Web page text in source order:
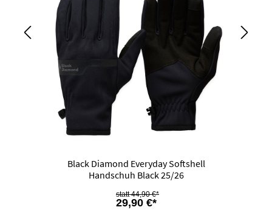
Black Diamond Everyday Softshell
Handschuh Black 25/26
29,90 €*
44,90 €*